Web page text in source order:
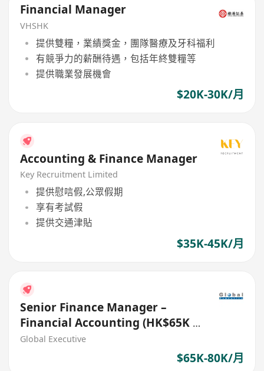
Financial Manager
VHSHK
提供雙糧，業績獎金，團隊醫療及牙科福利
有競爭力的薪酬待遇，包括年終雙糧等
提供職業發展機會
$20K-30K/月
Accounting & Finance Manager
Key Recruitment Limited
提供慰唁假,公眾假期
享有考試假
提供交通津貼
$35K-45K/月
Senior Finance Manager –
Financial Accounting (HK$65K -
$80K) (Ref. No.: 27718)
Global Executive
$65K-80K/月